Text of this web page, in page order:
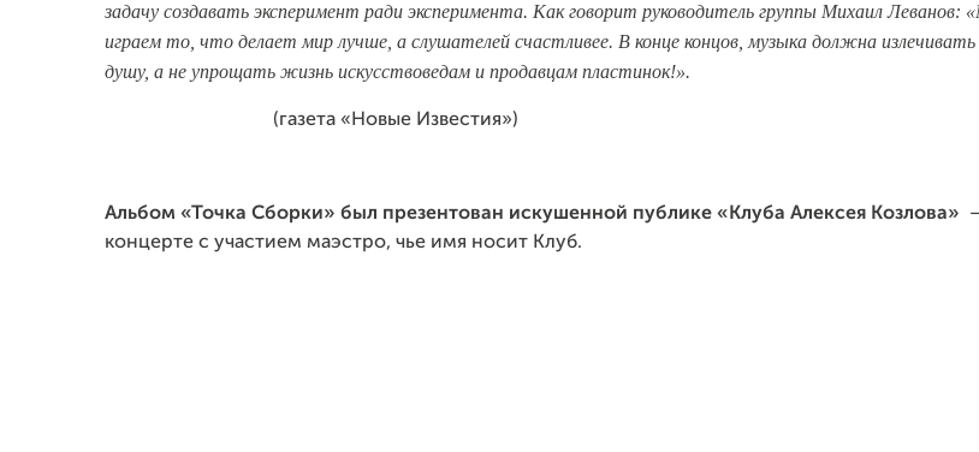
задачу создавать эксперимент ради эксперимента. Как говорит руководитель группы Михаил Леванов:
играем то, что делает мир лучше, а слушателей счастливее. В конце концов, музыка должна излечивать
душу, а не упрощать жизнь искусствоведам и продавцам пластинок!».
(газета «Новые Известия»)
Альбом «Точка Сборки» был презентован искушенной публике «Клуба Алексея Козлова»
концерте с участием маэстро, чье имя носит Клуб.